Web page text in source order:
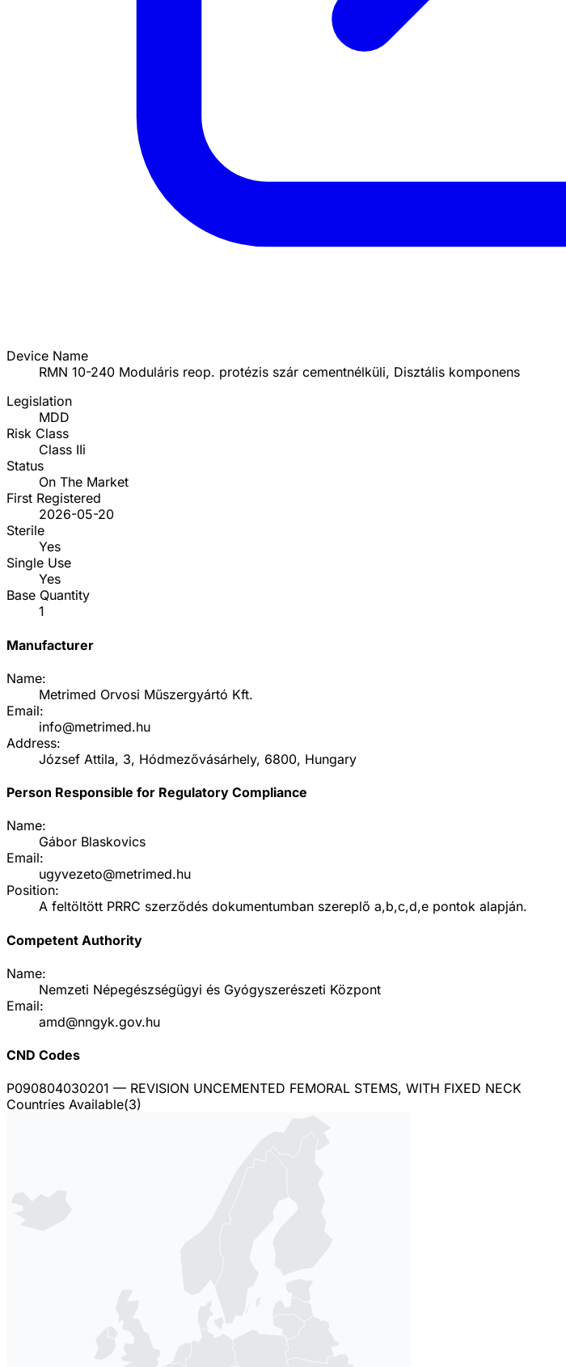
Device Name
RMN 10-240 Moduláris reop. protézis szár cementnélküli, Disztális komponens
Legislation
MDD
Risk Class
Class IIi
Status
On The Market
First Registered
2026-05-20
Sterile
Yes
Single Use
Yes
Base Quantity
1
Manufacturer
Name:
Metrimed Orvosi Műszergyártó Kft.
Email:
info@metrimed.hu
Address:
József Attila, 3, Hódmezővásárhely, 6800, Hungary
Person Responsible for Regulatory Compliance
Name:
Gábor Blaskovics
Email:
ugyvezeto@metrimed.hu
Position:
A feltöltött PRRC szerződés dokumentumban szereplő a,b,c,d,e pontok alapján.
Competent Authority
Name:
Nemzeti Népegészségügyi és Gyógyszerészeti Központ
Email:
amd@nngyk.gov.hu
CND Codes
P090804030201 — REVISION UNCEMENTED FEMORAL STEMS, WITH FIXED NECK
Countries Available(3)